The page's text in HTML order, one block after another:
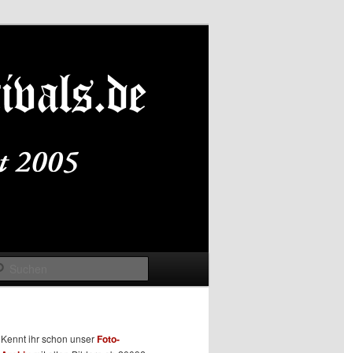
Kennt ihr schon unserFoto-